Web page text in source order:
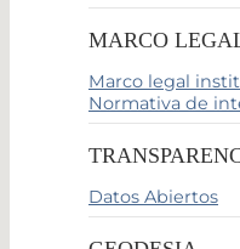
MARCO
Marco legal
Normativa de
Datos Abiertos